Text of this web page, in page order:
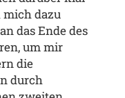
dazu
das Ende des
um mir
die
durch